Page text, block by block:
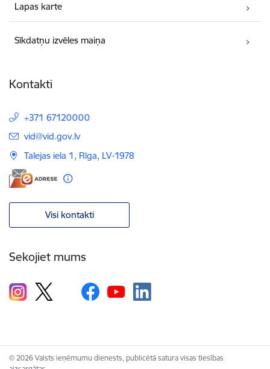
Lapas karte
Sīkdatņu izvēles maiņa
Kontakti
+371 67120000
E-pasts:
vid@vid.gov.lv
Talejas iela 1, Rīga, LV-1978
Visi kontakti
Sekojiet mums
© 2026 Valsts ieņēmumu dienests, publicētā satura visas tiesības